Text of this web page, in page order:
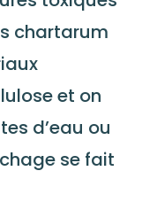
chartarum
et on
d’eau ou
se fait